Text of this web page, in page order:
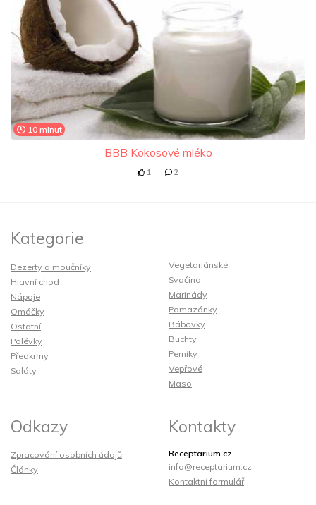
10 minut
BBB Kokosové mléko
1 2
Kategorie
Dezerty a moučníky
Hlavní chod
Nápoje
Omáčky
Ostatní
Polévky
Předkrmy
Saláty
Vegetariánské
Svačina
Marinády
Pomazánky
Bábovky
Buchty
Perníky
Vepřové
Maso
Odkazy
Zpracování osobních údajů
Články
Kontakty
Receptarium.cz
info@receptarium.cz
Kontaktní formulář